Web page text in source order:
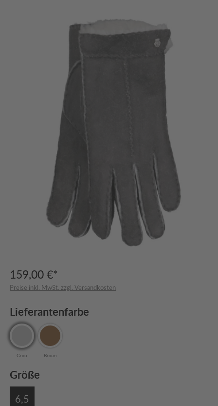
159,00 €*
Preise inkl. MwSt. zzgl. Versandkosten
Lieferantenfarbe
Grau Braun
Größe
6,5